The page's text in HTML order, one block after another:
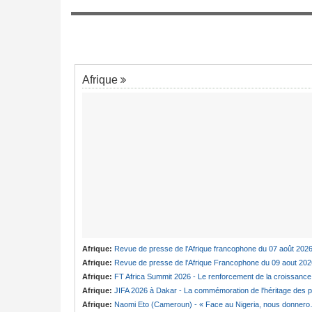
Afrique
Afrique: Revue de presse de l'Afrique francophone du 07 août 2026
Afrique: Revue de presse de l'Afrique Francophone du 09 aout
Afrique: FT Africa Summit 2026 - Le renforcement de la croissance du continent au coeur de la 13e édition
Afrique: JIFA 2026 à Dakar - La commémoration de l'héritage des pionnières du mouvement féminin africain à l'honneur
Afrique: Naomi Eto (Cameroun) - « Face au Nigeria, nous donnerons tout sur le terrain. »